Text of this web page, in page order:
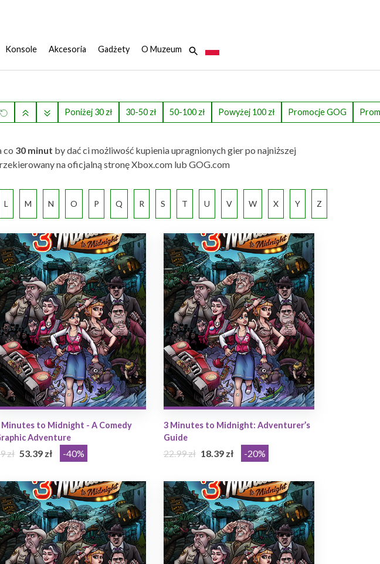
Konsole Akcesoria Gadżety O Muzeum
Poniżej 30 zł 30-50 zł 50-100 zł Powyżej 100 zł Promocje GOG
co 30 minut by dać ci możliwość kupienia upragnionych gier po najniższej
na oficjalną stronę Xbox.com lub GOG.com
L M N O P Q R S T U V W X Y Z
Minutes to Midnight - A Comedy
Adventure
zł 53.39 zł -40%
3 Minutes to Midnight: Adventurer’s
Guide
22.99 zł 18.39 zł -20%